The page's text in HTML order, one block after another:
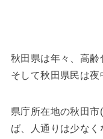
秋田県は年々、高齢
そして秋田県民は夜
県庁所在地の秋田
ば、人通りは少な